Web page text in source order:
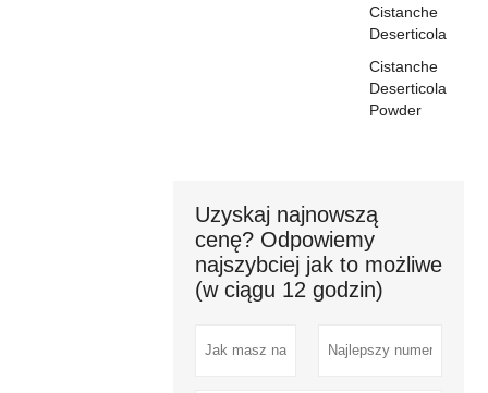
Cistanche
Deserticola
Cistanche
Deserticola
Powder
Uzyskaj najnowszą
cenę? Odpowiemy
najszybciej jak to możliwe
(w ciągu 12 godzin)